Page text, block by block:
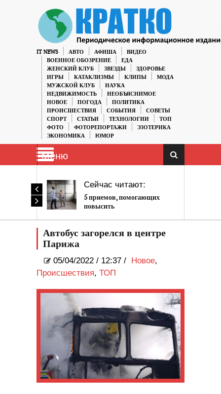
IT NEWS АВТО АФИША
ВИДЕО
ВОЕННОЕ ОБОЗРЕНИЕ
ЕДА
ЖЕНСКИЙ КЛУБ
ЗВЕЗДЫ
ЗДОРОВЬЕ
ИГРЫ
КАТАКЛИЗМЫ КЛИПЫ
МОДА
МУЖСКОЙ КЛУБ
НАУКА
НЕДВИЖИМОСТЬ
НЕОБЪЯСНИМОЕ
НОВОЕ
ПОГОДА
ПОЛИТИКА
ПРОИСШЕСТВИЯ
СОБЫТИЯ
СОВЕТЫ
СПОРТ
СТАТЬИ ТЕХНОЛОГИИ
ТОП
ФОТО
ФОТОРЕПОРТАЖИ
ЭЗОТЕРИКА
ЭКОНОМИКА
ЮМОР
Меню
Сейчас читают:
5 приемов, помогающих
повысить
Автобус загорелся в центре
Парижа
05/04/2022 / 12:37 / Новое,
Происшествия, ТОП